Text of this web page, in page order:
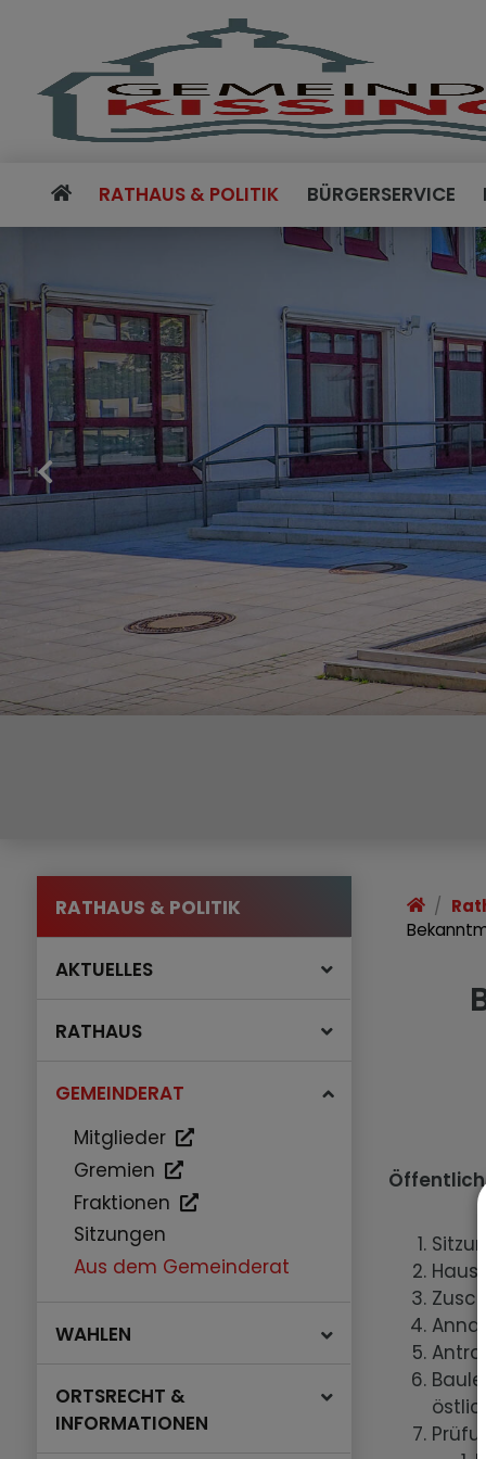
RATHAUS & POLITIK BÜRGERSERVICE
RATHAUS & POLITIK
AKTUELLES
RATHAUS
GEMEINDERAT
Mitglieder
Gremien
Fraktionen
Sitzungen
Aus dem Gemeinderat
WAHLEN
ORTSRECHT &
INFORMATIONEN